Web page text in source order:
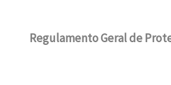
Regulamento Geral de